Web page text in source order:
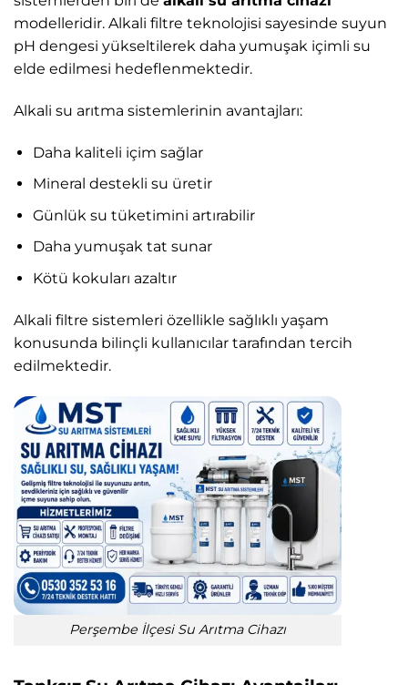
modelleridir. Alkali filtre teknolojisi sayesinde suyun
pH dengesi yükseltilerek daha yumuşak içimli su
elde edilmesi hedeflenmektedir.
Alkali su arıtma sistemlerinin avantajları:
Daha kaliteli içim sağlar
Mineral destekli su üretir
Günlük su tüketimini artırabilir
Daha yumuşak tat sunar
Kötü kokuları azaltır
Alkali filtre sistemleri özellikle sağlıklı yaşam
konusunda bilinçli kullanıcılar tarafından tercih
edilmektedir.
Perşembe İlçesi Su Arıtma Cihazı